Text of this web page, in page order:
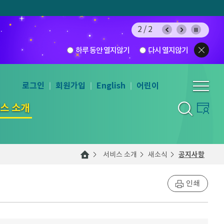
2/2
하루 동안 열지않기 다시 열지않기
소개
로그인 회원가입 English 어린이
서비스 소개 새소식 공지사항
인쇄